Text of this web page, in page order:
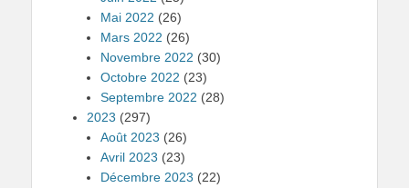
Mai 2022 (26)
Mars 2022 (26)
Novembre 2022 (30)
Octobre 2022 (23)
Septembre 2022 (28)
2023 (297)
Août 2023 (26)
Avril 2023 (23)
Décembre 2023 (22)